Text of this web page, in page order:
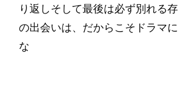
り返しそして最後は必ず別れる
の出会いは、だからこそドラマ
な